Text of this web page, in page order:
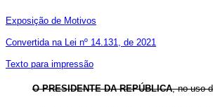
Exposição de Motivos
Convertida na Lei nº 14.131, de 2021
Texto para impressão
O PRESIDENTE DA REPÚBLICA, no uso